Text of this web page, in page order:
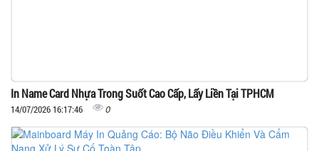
In Name Card Nhựa Trong Suốt Cao Cấp, Lấy Liền Tại TPHCM
14/07/2026 16:17:46 0